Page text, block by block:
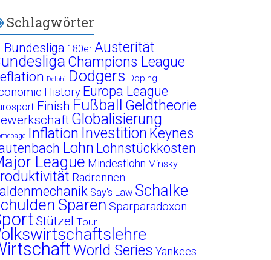
Schlagwörter
Bundesliga 180er Austerität
Champions League
Delphi Dodgers Doping
History Europa League
Finish Fußball Geldtheorie
Globalisierung
Inflation Investition Keynes
Lohn Lohnstückkosten
League Mindestlohn Minsky
Radrennen
Say's Law Schalke
Sparen Sparparadoxon
Stützel Tour
World Series Yankees